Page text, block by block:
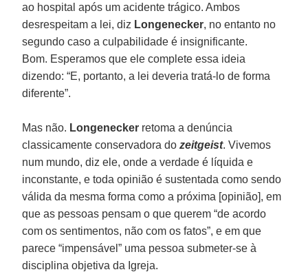
ao hospital após um acidente trágico. Ambos
desrespeitam a lei, diz Longenecker, no entanto no
segundo caso a culpabilidade é insignificante.
Bom. Esperamos que ele complete essa ideia
dizendo: “E, portanto, a lei deveria tratá-lo de forma
diferente”.
Mas não. Longenecker retoma a denúncia
classicamente conservadora dozeitgeist. Vivemos
num mundo, diz ele, onde a verdade é líquida e
inconstante, e toda opinião é sustentada como sendo
válida da mesma forma como a próxima [opinião], em
que as pessoas pensam o que querem “de acordo
com os sentimentos, não com os fatos”, e em que
parece “impensável” uma pessoa submeter-se à
disciplina objetiva da Igreja.